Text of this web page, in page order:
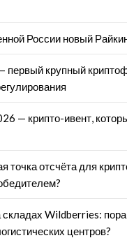
России новый
первый крупный
— крипто-ивент,
точка отсчёта для
Wildberries:
центров?